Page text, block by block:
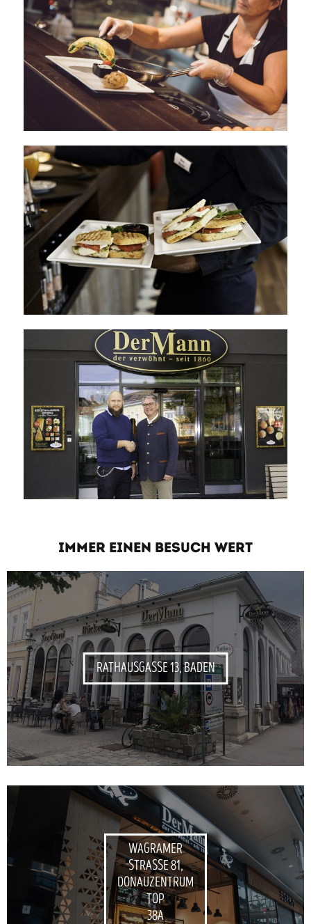
IMMER EINEN BESUCH WERT
RATHAUSGASSE 13, BADEN
WAGRAMER
STRASSE 81,
DONAUZENTRUM
TOP
38A